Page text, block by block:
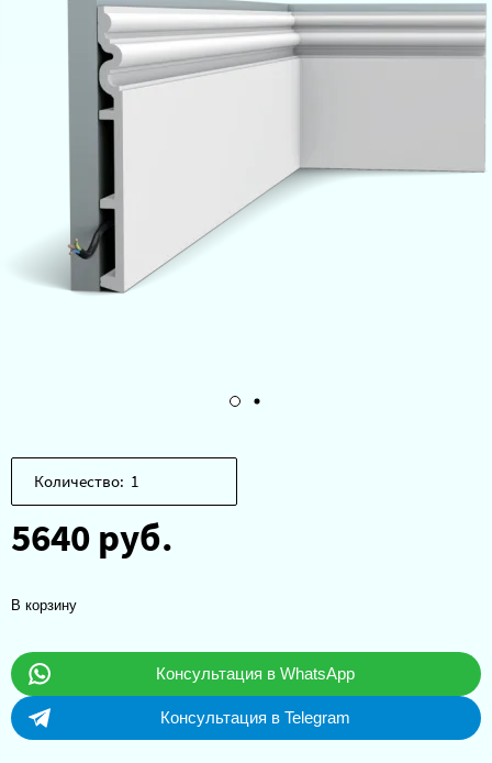
Количество:
5640 руб.
В корзину
Консультация в WhatsApp
Консультация в Telegram